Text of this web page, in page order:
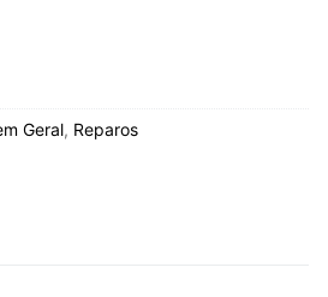
Geral, Reparos